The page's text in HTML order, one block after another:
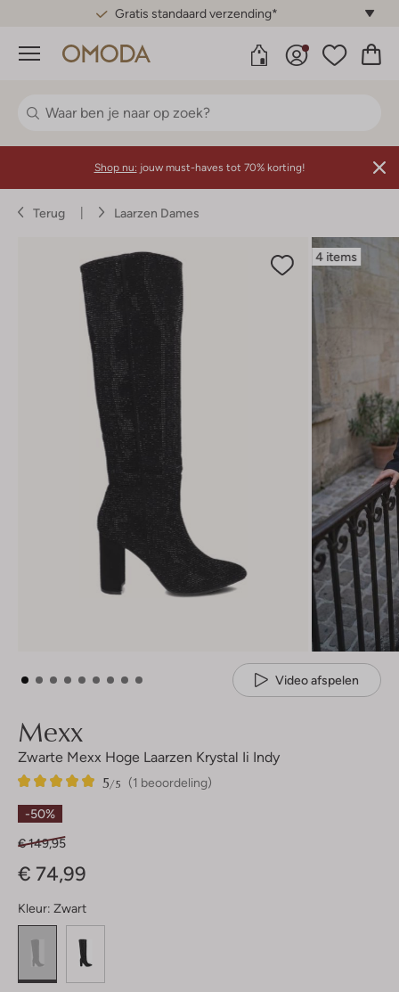
Gratis standaard verzending*
Menu
Shop nu: jouw must-haves tot 70% korting!
Terug Laarzen Dames
4 items
Video afspelen
Mexx
Zwarte Mexx Hoge Laarzen Krystal Ii Indy
(1 beoordeling)
5/5
1
5
Sterren
-50%
€ 149,95
€ 74,99
Kleur: Zwart